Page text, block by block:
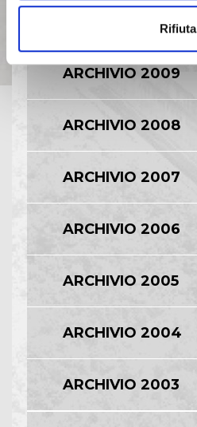
Rifiuta
ARCHIVIO 2010
ARCHIVIO 2009
ARCHIVIO 2008
ARCHIVIO 2007
ARCHIVIO 2006
ARCHIVIO 2005
ARCHIVIO 2004
ARCHIVIO 2003